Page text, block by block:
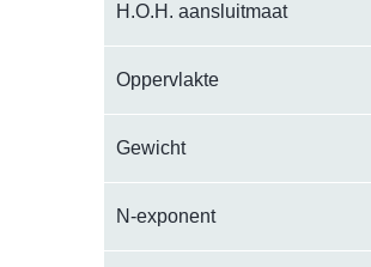
H.O.H. aansluitmaat
Oppervlakte
Gewicht
N-exponent